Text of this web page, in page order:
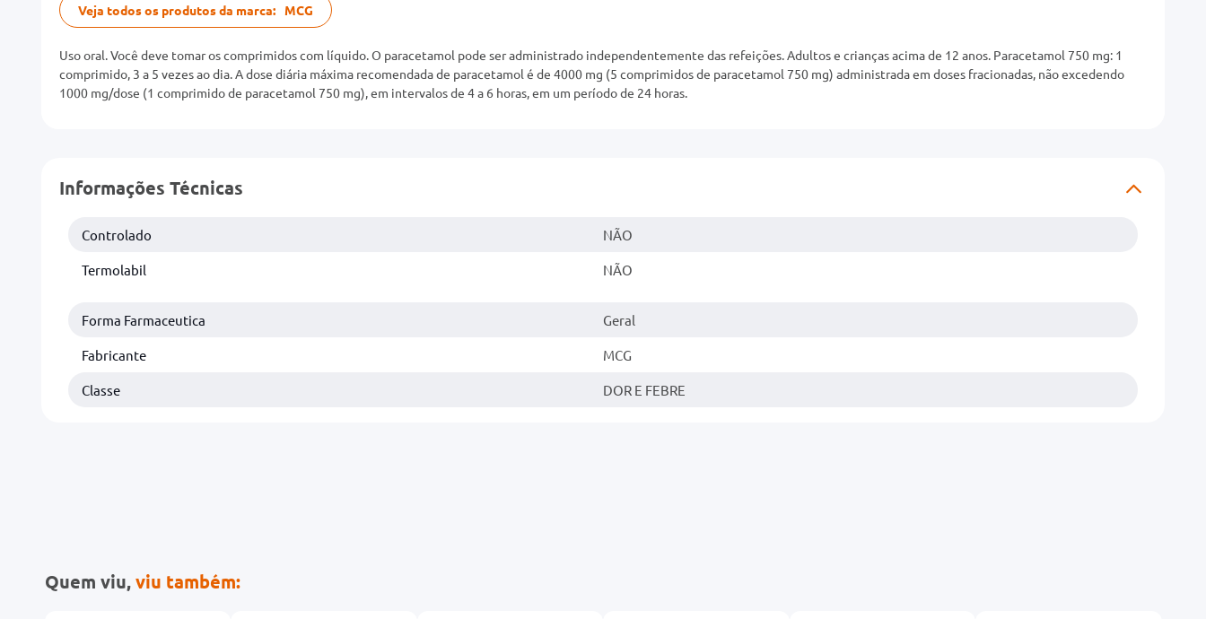
Veja todos os produtos da marca: MCG
Uso oral. Você deve tomar os comprimidos com líquido. O paracetamol pode ser administrado independentemente das refeições. Adultos e crianças acima de 12 anos. Paracetamol 750 mg: 1
comprimido, 3 a 5 vezes ao dia. A dose diária máxima recomendada de paracetamol é de 4000 mg (5 comprimidos de paracetamol 750 mg) administrada em doses fracionadas, não excedendo
1000 mg/dose (1 comprimido de paracetamol 750 mg), em intervalos de 4 a 6 horas, em um período de 24 horas.
Informações Técnicas
Controlado NÃO
Termolabil NÃO
Forma Farmaceutica Geral
Fabricante MCG
Classe DOR E FEBRE
Quem viu,viu também: